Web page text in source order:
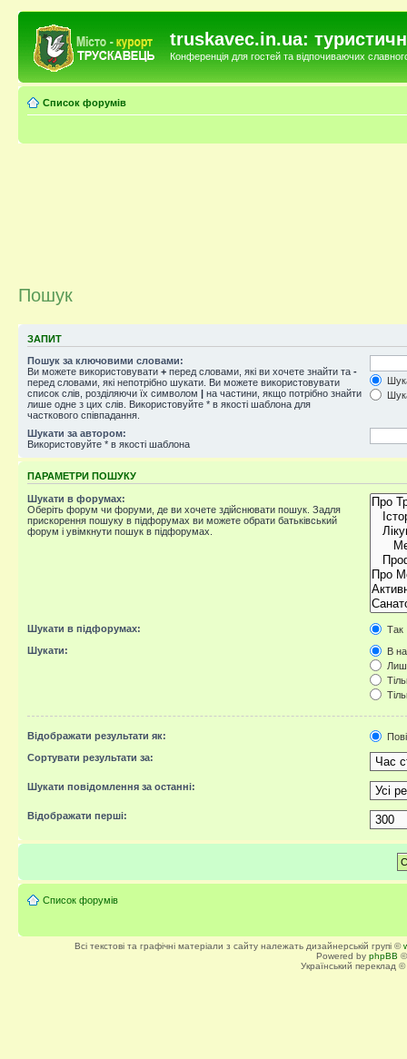
truskavec.in.ua:
Конференція для гостей та відпочиваючих
Список форумів
Пошук
ЗАПИТ
Пошук за ключовими словами:
Ви можете використовувати + перед словами, які ви хочете знайти та -
перед словами, які непотрібно шукати. Ви можете використовувати
список слів, розділяючи їх символом | на частини, якщо потрібно знайти
лише одне з цих слів. Використовуйте * в якості шаблона для
часткового співпадання.
Шукати за автором:
Використовуйте * в якості шаблона
ПАРАМЕТРИ ПОШУКУ
Шукати в форумах:
Оберіть форум чи форуми, де ви хочете здійснювати пошук. Задля
прискорення пошуку в підфорумах ви можете обрати батьківський
форум і увімкнути пошук в підфорумах.
Шукати в підфорумах:
Так
Шукати:
В
Відображати результати як:
Сортувати результати за:
Шукати повідомлення за останні:
Відображати перші:
Список форумів
Всі текстові та графічні матеріали з сайту належать дизайнерській групі ©
Powered by phpBB
Український переклад